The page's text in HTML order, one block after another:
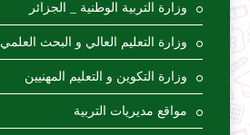
وزارة التربية الوطنية _ الجزائر
وزارة التعليم العالي و البحث العلمي
وزارة التكوين و التعليم المهنيين
مواقع مديريات التربية